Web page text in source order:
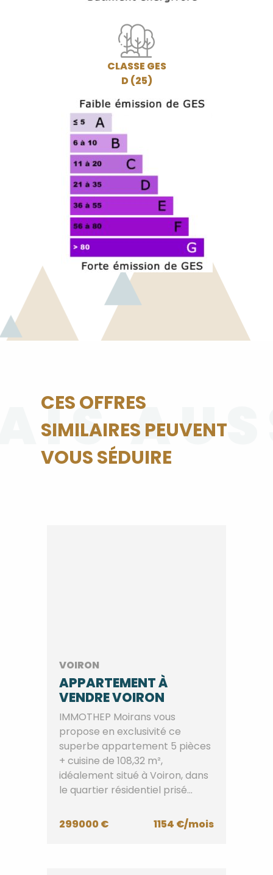
CLASSE GES
D (25)
CES OFFRES
SIMILAIRES PEUVENT
VOUS SÉDUIRE
VOIRON
APPARTEMENT À
VENDRE VOIRON
IMMOTHEP Moirans vous
propose en exclusivité ce
superbe appartement 5 pièces
+ cuisine de 108,32 m²,
idéalement situé à Voiron, dans
le quartier résidentiel prisé...
299000 € 1154 €/mois